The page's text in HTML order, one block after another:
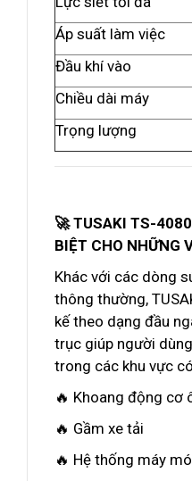
Áp suất làm việc
Đầu khí vào
Chiều dài máy
Trọng lượng
🚀 TUSAKI TS-
BIỆT CHO NHỮNG
Khác với các dòng
thông thường,
kế theo dạng đầu
trục giúp người
trong các khu vực
🔥 Khoang động cơ
🔥 Gầm xe tải
🔥 Hệ thống máy